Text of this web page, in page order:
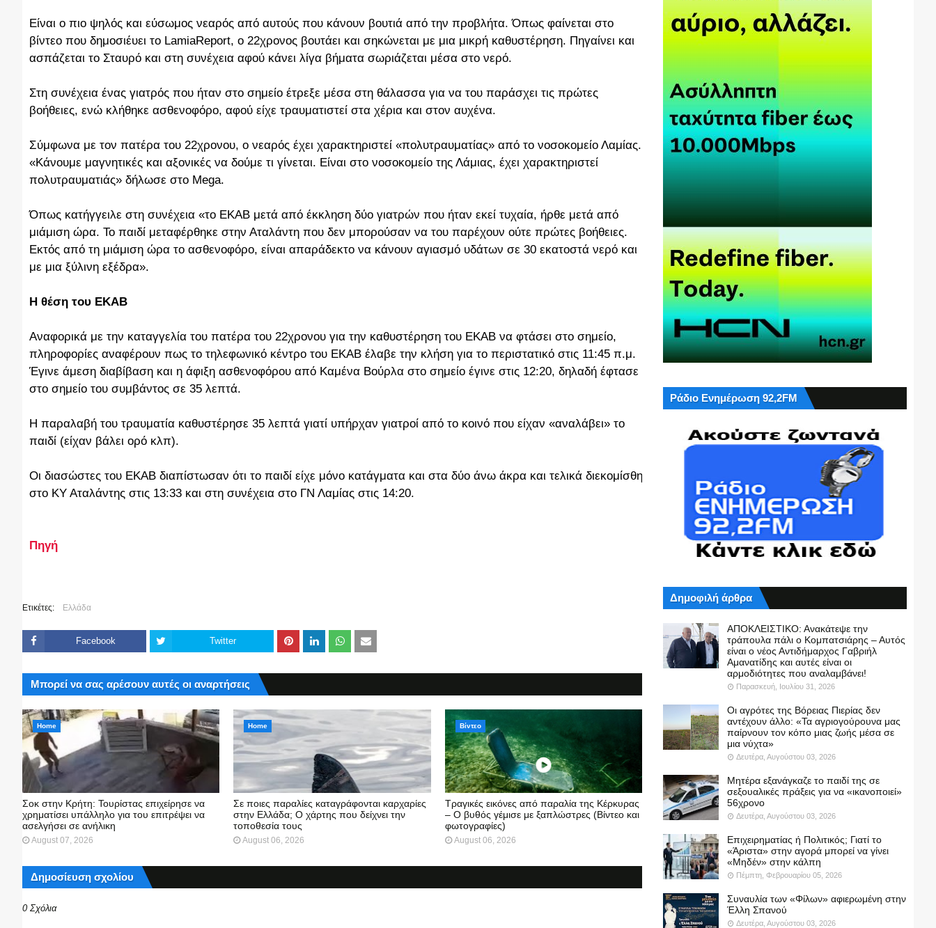
Είναι ο πιο ψηλός και εύσωμος νεαρός από αυτούς που κάνουν βουτιά από την προβλήτα. Όπως φαίνεται στο
βίντεο που δημοσιέυει το LamiaReport, ο 22χρονος βουτάει και σηκώνεται με μια μικρή καθυστέρηση. Πηγαίνει και
ασπάζεται το Σταυρό και στη συνέχεια αφού κάνει λίγα βήματα σωριάζεται μέσα στο νερό.
Στη συνέχεια ένας γιατρός που ήταν στο σημείο έτρεξε μέσα στη θάλασσα για να του παράσχει τις πρώτες
βοήθειες, ενώ κλήθηκε ασθενοφόρο, αφού είχε τραυματιστεί στα χέρια και στον αυχένα.
Σύμφωνα με τον πατέρα του 22χρονου, ο νεαρός έχει χαρακτηριστεί «πολυτραυματίας» από το νοσοκομείο Λαμίας.
«Κάνουμε μαγνητικές και αξονικές να δούμε τι γίνεται. Είναι στο νοσοκομείο της Λάμιας, έχει χαρακτηριστεί
πολυτραυματιάς» δήλωσε στο Mega.
Όπως κατήγγειλε στη συνέχεια «το ΕΚΑΒ μετά από έκκληση δύο γιατρών που ήταν εκεί τυχαία, ήρθε μετά από
μιάμιση ώρα. Το παιδί μεταφέρθηκε στην Αταλάντη που δεν μπορούσαν να του παρέχουν ούτε πρώτες βοήθειες.
Εκτός από τη μιάμιση ώρα το ασθενοφόρο, είναι απαράδεκτο να κάνουν αγιασμό υδάτων σε 30 εκατοστά νερό και
με μια ξύλινη εξέδρα».
Η θέση του ΕΚΑΒ
Αναφορικά με την καταγγελία του πατέρα του 22χρονου για την καθυστέρηση του ΕΚΑΒ να φτάσει στο σημείο,
πληροφορίες αναφέρουν πως το τηλεφωνικό κέντρο του ΕΚΑΒ έλαβε την κλήση για το περιστατικό στις 11:45 π.μ.
Έγινε άμεση διαβίβαση και η άφιξη ασθενοφόρου από Καμένα Βούρλα στο σημείο έγινε στις 12:20, δηλαδή έφτασε
στο σημείο του συμβάντος σε 35 λεπτά.
Η παραλαβή του τραυματία καθυστέρησε 35 λεπτά γιατί υπήρχαν γιατροί από το κοινό που είχαν «αναλάβει» το
παιδί (είχαν βάλει ορό κλπ).
Οι διασώστες του ΕΚΑΒ διαπίστωσαν ότι το παιδί είχε μόνο κατάγματα και στα δύο άνω άκρα και τελικά διεκομίσθη
στο ΚΥ Αταλάντης στις 13:33 και στη συνέχεια στο ΓΝ Λαμίας στις 14:20.
Πηγή
Ετικέτες: Ελλάδα
Facebook Twitter
Μπορεί να σας αρέσουν αυτές οι αναρτήσεις
Home
Σοκ στην Κρήτη: Τουρίστας επιχείρησε να
χρηματίσει υπάλληλο για του επιτρέψει να
ασελγήσει σε ανήλικη
August 07, 2026
Home
Σε ποιες παραλίες καταγράφονται καρχαρίες
στην Ελλάδα; Ο χάρτης που δείχνει την
τοποθεσία τους
August 06, 2026
Βίντεο
Τραγικές εικόνες από παραλία της Κέρκυρας
– Ο βυθός γέμισε με ξαπλώστρες (Βίντεο και
φωτογραφίες)
August 06, 2026
Δημοσίευση σχολίου
0 Σχόλια
Ράδιο Ενημέρωση 92,2FM
Δημοφιλή άρθρα
ΑΠΟΚΛΕΙΣΤΙΚΟ: Ανακάτεψε την
τράπουλα πάλι ο Κομπατσιάρης – Αυτός
είναι ο νέος Αντιδήμαρχος Γαβριήλ
Αμανατίδης και αυτές είναι οι
αρμοδιότητες που αναλαμβάνει!
Παρασκευή, Ιουλίου 31, 2026
Οι αγρότες της Βόρειας Πιερίας δεν
αντέχουν άλλο: «Τα αγριογούρουνα μας
παίρνουν τον κόπο μιας ζωής μέσα σε
μια νύχτα»
Δευτέρα, Αυγούστου 03, 2026
Μητέρα εξανάγκαζε το παιδί της σε
σεξουαλικές πράξεις για να «ικανοποιεί»
56χρονο
Δευτέρα, Αυγούστου 03, 2026
Επιχειρηματίας ή Πολιτικός; Γιατί το
«Άριστα» στην αγορά μπορεί να γίνει
«Μηδέν» στην κάλπη
Πέμπτη, Φεβρουαρίου 05, 2026
Συναυλία των «Φίλων» αφιερωμένη στην
Έλλη Σπανού
Δευτέρα, Αυγούστου 03, 2026